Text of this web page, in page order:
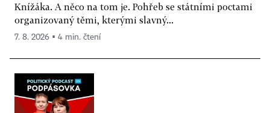
Knížáka. A něco na tom je. Pohřeb se státními poctami
organizovaný těmi, kterými slavný...
7. 8. 2026 ▪ 4 min. čtení